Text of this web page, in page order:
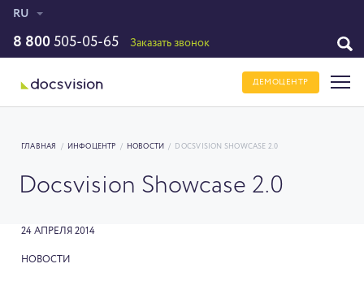
RU
8 800 505-05-65 Заказать звонок
ДЕМОЦЕНТР
ГЛАВНАЯ / ИНФОЦЕНТР / НОВОСТИ / DOCSVISION SHOWCASE 2.0
Docsvision Showcase 2.0
24 АПРЕЛЯ 2014
НОВОСТИ